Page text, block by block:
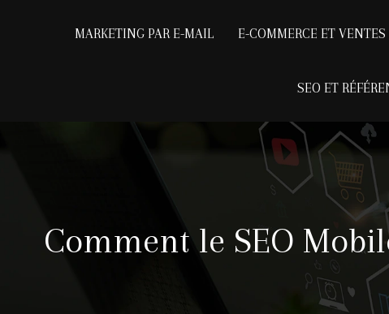
E-COMMERCE ET
MARKETING PAR E-MAIL
SEO ET
Comment le SEO